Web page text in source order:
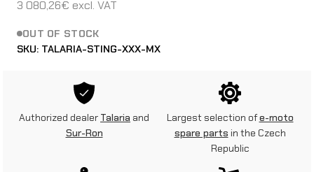
3 080,26€ excl. VAT
OUT OF STOCK
SKU: TALARIA-STING-XXX-MX
Authorized dealer Talaria and
Sur-Ron
Largest selection ofe-moto
spare parts in the Czech
Republic